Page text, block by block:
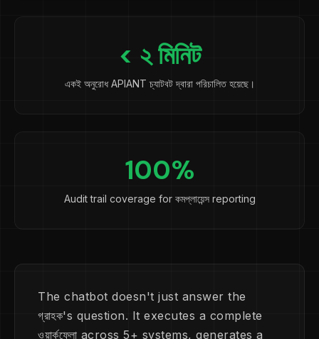
< ২ মিনিট
একই অনুরোধ APIANT চ্যাটবট দ্বারা পরিচালিত হয়েছে।
100%
Audit trail coverage for কমপ্লায়েন্স reporting
The chatbot doesn't just answer the
গ্রাহক's question. It executes a complete
ওয়ার্কফ্লো across 5+ systems, generates a